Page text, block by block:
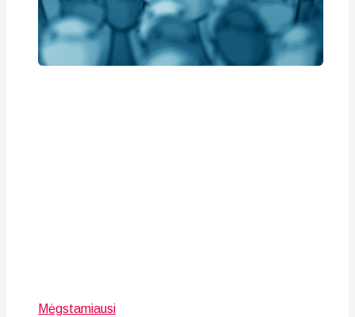
Mėgstamiausi